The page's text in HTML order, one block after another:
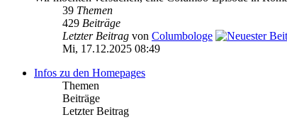
39 Themen
429 Beiträge
Letzter Beitrag von Columbologe
Mi, 17.12.2025 08:49
Infos zu den Homepages
Themen
Beiträge
Letzter Beitrag